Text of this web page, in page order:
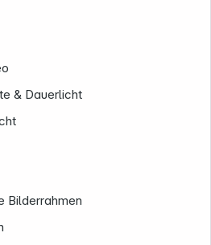
& Dauerlicht
Bilderrahmen